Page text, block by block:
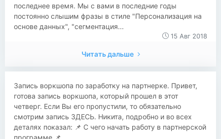
последнее время. Мы с вами в последние годы
постоянно слышим фразы в стиле "Персонализация на
основе данных", "сегментация...
15 Авг 2018
Читать дальше
Запись воркшопа по заработку на партнерке. Привет,
готова запись воркшопа, который прошел в этот
четверг. Если Вы его пропустили, то обязательно
смотрим запись ЗДЕСЬ. Никита, подробно и во всех
деталях показал: 📌 С чего начать работу в партнерской
программе 📌...